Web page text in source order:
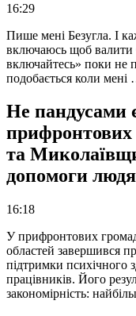
16:29
Пише мені Безугла. І
включаюсь щоб
включайтесь» поки не
подобається коли мені
Не пандусами
та
допомоги
16:18
У прифронтових
областей завершився
підтримки психічного
працівників. Його
закономірність: